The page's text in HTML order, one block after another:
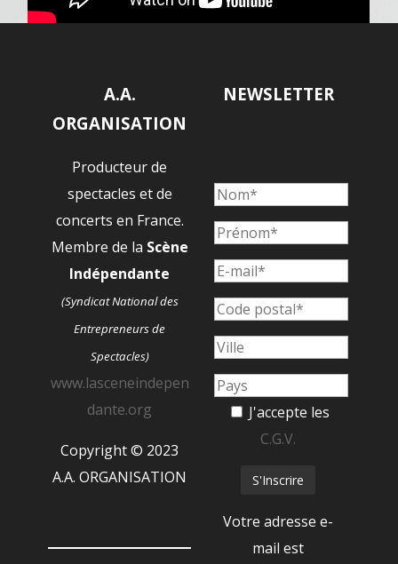
A.A.
ORGANISATION
Producteur de
spectacles et de
concerts en France.
Membre de la Scène
Indépendante
(Syndicat National des
Entrepreneurs de
Spectacles)
www.lasceneindepen
dante.org
Copyright © 2023
A.A. ORGANISATION
NEWSLETTER
J'accepte les
C.G.V.
Votre adresse e-
mail est